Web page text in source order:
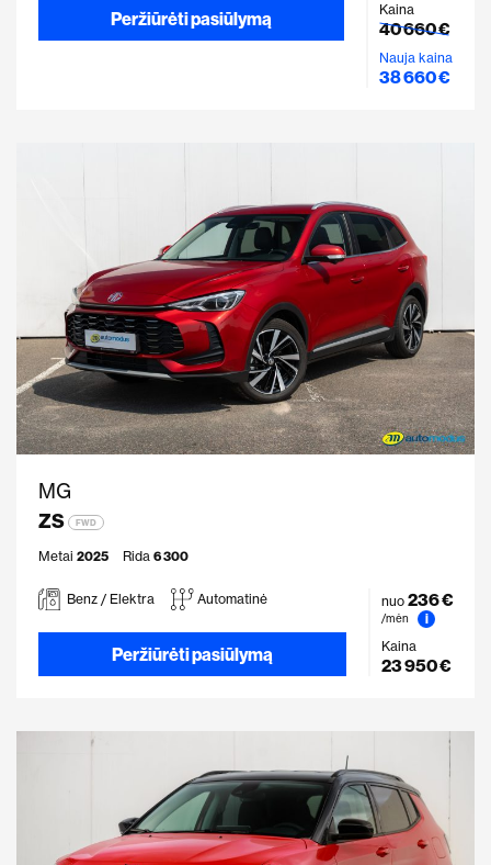
Peržiūrėti pasiūlymą
Kaina
40 660 €
Nauja kaina
38 660 €
MG
ZS
FWD
Metai 2025 Rida 6 300
Benz / Elektra Automatinė
Peržiūrėti pasiūlymą
nuo 236 €
/mėn
i
Kaina
23 950 €